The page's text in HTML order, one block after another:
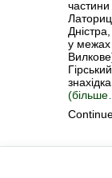
частини
у межах